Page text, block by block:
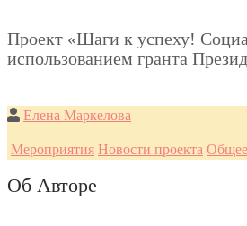
Проект «Шаги к успеху!
использованием гранта
Елена Маркелова
Мероприятия Новости проекта Общее
Об Авторе